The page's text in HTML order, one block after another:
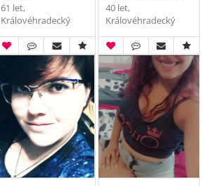
61 let,
Královéhradecký
40 let,
Královéhradecký